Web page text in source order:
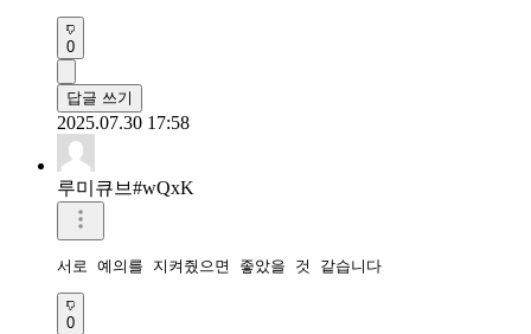
0
답글 쓰기
2025.07.30 17:58
루미큐브#wQxK
서로 예의를 지켜줬으면 좋았을 것 같습니다
0